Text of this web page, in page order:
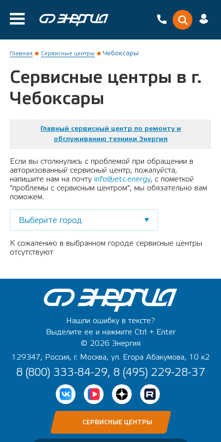
Главная Сервисные центры Чебоксары
Сервисные центры в г.
Чебоксары
Главный сервисный центр по ремонту и
обслуживанию техники Энергия
Если вы столкнулись с проблемой при обращении в
авторизованный сервисный центр, пожалуйста,
напишите нам на почту info@etc.energy, с пометкой
"проблемы с сервисным центром", мы обязательно вам
поможем.
Выберите город
К сожалению в выбранном городе сервисные центры
отсутствуют
Нашли ошибку в тексте?
Выделите ее и нажмите Ctrl + Enter
© 2026 Энергия
129347, Россия, г. Москва, ул. Егора Абакумова, 10 к2
8 (800) 333-84-29, 8 (495) 229-28-37
СЕРВИСНЫЕ ЦЕНТРЫ